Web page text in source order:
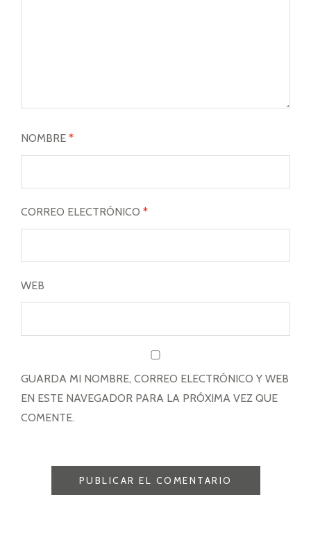
NOMBRE *
CORREO ELECTRÓNICO *
WEB
GUARDA MI NOMBRE, CORREO ELECTRÓNICO Y WEB
EN ESTE NAVEGADOR PARA LA PRÓXIMA VEZ QUE
COMENTE.